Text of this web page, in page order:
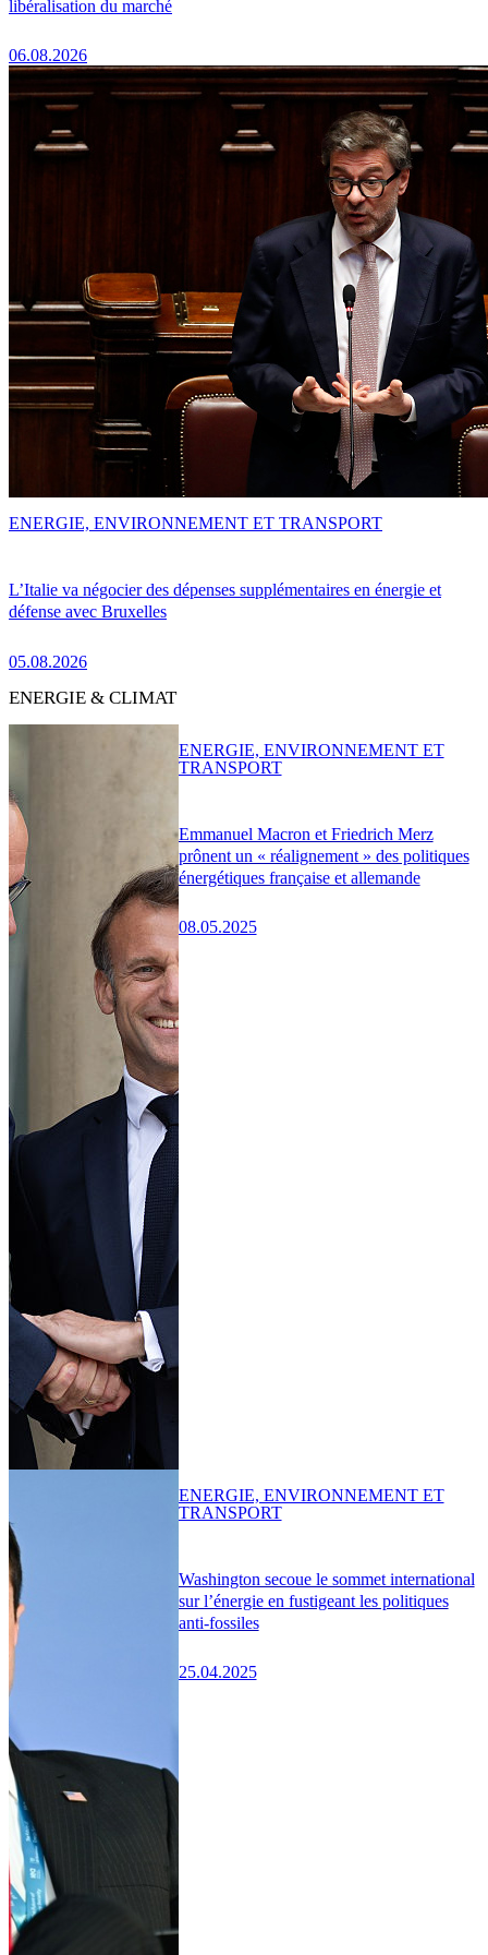
libéralisation du marché
06.08.2026
L’Italie va négocier des dépenses supplémentaires en énergie et
défense avec Bruxelles
05.08.2026
ENERGIE, ENVIRONNEMENT ET TRANSPORT
ENERGIE & CLIMAT
Emmanuel Macron et Friedrich Merz
prônent un « réalignement » des politiques
énergétiques française et allemande
08.05.2025
ENERGIE, ENVIRONNEMENT ET
TRANSPORT
Washington secoue le sommet international
sur l’énergie en fustigeant les politiques
anti-fossiles
25.04.2025
ENERGIE, ENVIRONNEMENT ET
TRANSPORT